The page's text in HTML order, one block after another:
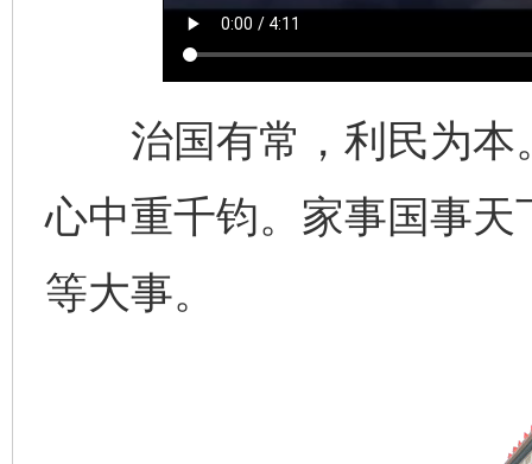
治国有常，利民为本
心中重千钧。家事国事
等大事。